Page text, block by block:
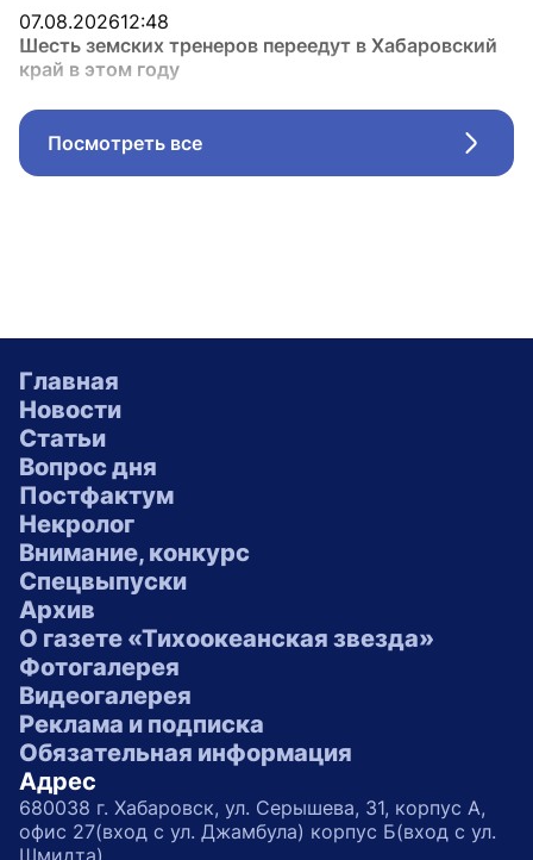
07.08.202612:48
Шесть земских тренеров переедут в Хабаровский
край в этом году
Посмотреть все
Главная
Новости
Статьи
Вопрос дня
Постфактум
Некролог
Внимание, конкурс
Спецвыпуски
Архив
О газете «Тихоокеанская звезда»
Фотогалерея
Видеогалерея
Реклама и подписка
Обязательная информация
Адрес
680038 г. Хабаровск, ул. Серышева, 31, корпус А,
офис 27(вход с ул. Джамбула) корпус Б(вход с ул.
Шмидта)